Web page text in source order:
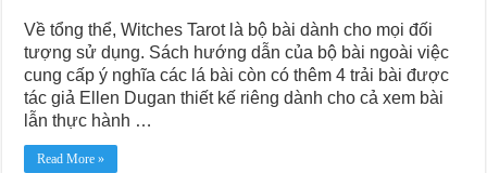
Về tổng thể, Witches Tarot là bộ bài dành cho mọi đối
tượng sử dụng. Sách hướng dẫn của bộ bài ngoài việc
cung cấp ý nghĩa các lá bài còn có thêm 4 trải bài được
tác giả Ellen Dugan thiết kế riêng dành cho cả xem bài
lẫn thực hành …
Read More »